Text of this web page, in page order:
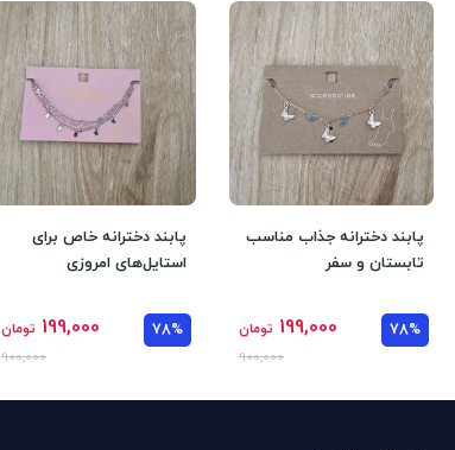
پابند دخترانه جذاب مناسب
تابستان و سفر
78%
199,000 تومان
900,000
پابند دخترانه خاص برای
استایل‌های امروزی
78%
199,000 تومان
900,000